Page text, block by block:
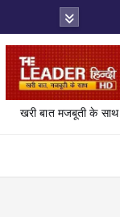
खरी बात मजबूती के साथ